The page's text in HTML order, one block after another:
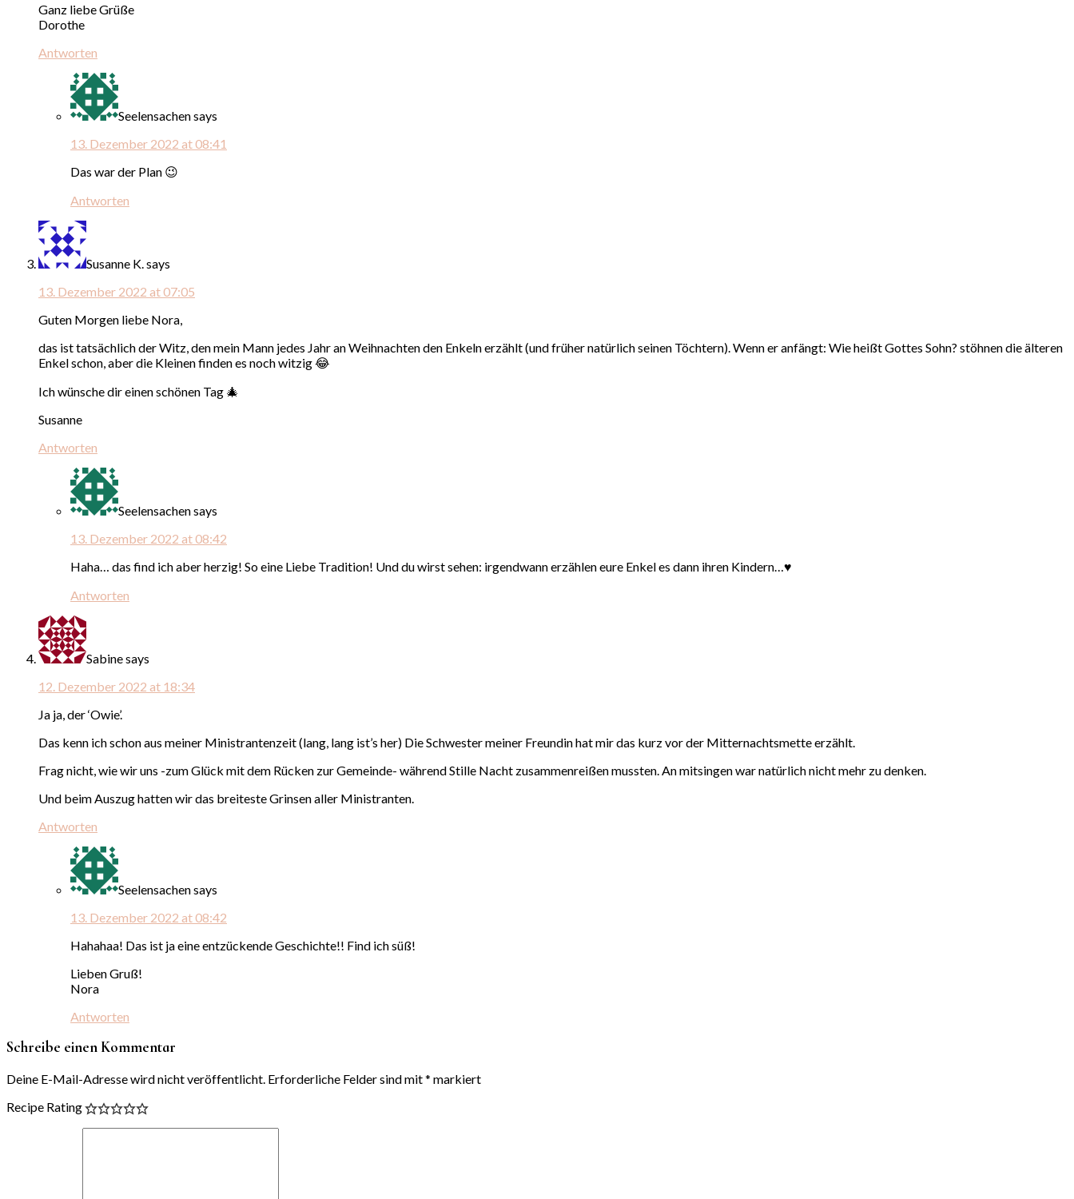
Ganz liebe Grüße
Dorothe
Antworten
Seelensachensays
13. Dezember 2022 at 08:41
Das war der Plan 😉
Antworten
Susanne K. says
13. Dezember 2022 at 07:05
Guten Morgen liebe Nora,
das ist tatsächlich der Witz, den mein Mann jedes Jahr an Weihnachten den Enkeln erzählt (und früher natürlich seinen Töchtern). Wenn er anfängt: Wie heißt Gottes Sohn? stöhnen die älteren
Enkel schon, aber die Kleinen finden es noch witzig 😂
Ich wünsche dir einen schönen Tag 🎄
Susanne
Antworten
Seelensachensays
13. Dezember 2022 at 08:42
Haha… das find ich aber herzig! So eine Liebe Tradition! Und du wirst sehen: irgendwann erzählen eure Enkel es dann ihren Kindern…♥️
Antworten
Sabinesays
12. Dezember 2022 at 18:34
Ja ja, der ‘Owie’.
Das kenn ich schon aus meiner Ministrantenzeit (lang, lang ist’s her) Die Schwester meiner Freundin hat mir das kurz vor der Mitternachtsmette erzählt.
Frag nicht, wie wir uns -zum Glück mit dem Rücken zur Gemeinde- während Stille Nacht zusammenreißen mussten. An mitsingen war natürlich nicht mehr zu denken.
Und beim Auszug hatten wir das breiteste Grinsen aller Ministranten.
Antworten
Seelensachensays
13. Dezember 2022 at 08:42
Hahahaa! Das ist ja eine entzückende Geschichte!! Find ich süß!
Lieben Gruß!
Nora
Antworten
Schreibe einen Kommentar
Deine E-Mail-Adresse wird nicht veröffentlicht. Erforderliche Felder sind mit* markiert
Recipe Rating